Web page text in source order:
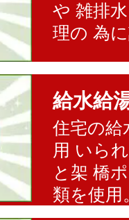
や 雑排
理の 為
給水給
住宅の給
用 いら
と架 橋
類を使用